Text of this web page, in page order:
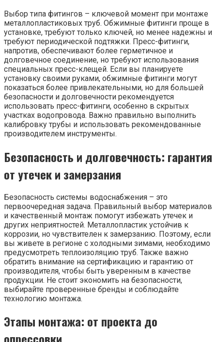
Выбор типа фитингов – ключевой момент при монтаже
металлопластиковых труб. Обжимные фитинги проще в
установке, требуют только ключей, но менее надежны и
требуют периодической подтяжки. Пресс-фитинги,
напротив, обеспечивают более герметичное и
долговечное соединение, но требуют использования
специальных пресс-клещей. Если вы планируете
установку своими руками, обжимные фитинги могут
показаться более привлекательными, но для большей
безопасности и долговечности рекомендуется
использовать пресс-фитинги, особенно в скрытых
участках водопровода. Важно правильно выполнить
калибровку трубы и использовать рекомендованные
производителем инструменты.
Безопасность и долговечность: гарантия
от утечек и замерзания
Безопасность системы водоснабжения – это
первоочередная задача. Правильный выбор материалов
и качественный монтаж помогут избежать утечек и
других неприятностей. Металлопластик устойчив к
коррозии, но чувствителен к замерзанию. Поэтому, если
вы живете в регионе с холодными зимами, необходимо
предусмотреть теплоизоляцию труб. Также важно
обратить внимание на сертификацию и гарантию от
производителя, чтобы быть уверенным в качестве
продукции. Не стоит экономить на безопасности,
выбирайте проверенные бренды и соблюдайте
технологию монтажа.
Этапы монтажа: от проекта до